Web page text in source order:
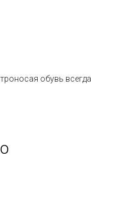
обувь всегда